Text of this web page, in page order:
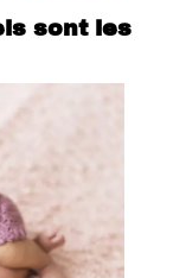
sont les